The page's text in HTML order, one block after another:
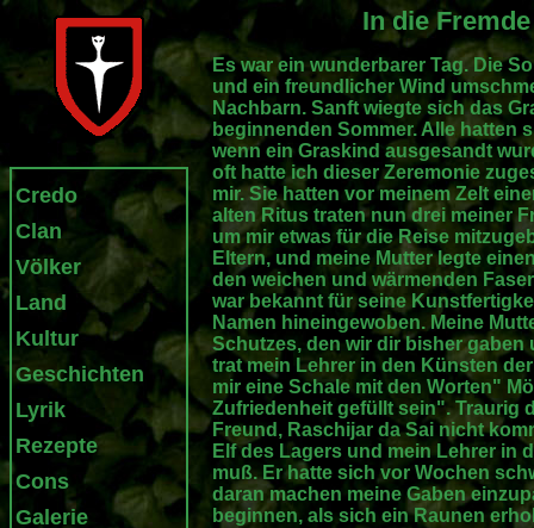
Credo
Clan
Völker
Land
Kultur
Geschichten
Lyrik
Rezepte
Cons
Galerie
In die
Es war ein wunderbarer Tag. Die
und ein freundlicher Wind
Nachbarn. Sanft wiegte sich das
beginnenden Sommer. Alle hatten
wenn ein Graskind ausgesandt
oft hatte ich dieser Zeremonie
mir. Sie hatten vor meinem Zelt
alten Ritus traten nun drei meiner
um mir etwas für die Reise
Eltern, und meine Mutter legte
den weichen und wärmenden
war bekannt für seine
Namen hineingewoben. Meine
Schutzes, den wir dir bisher
trat mein Lehrer in den Künsten
mir eine Schale mit den Worten"
Zufriedenheit gefüllt sein". Traurig
Freund, Raschijar da Sai nicht
Elf des Lagers und mein Lehrer in
muß. Er hatte sich vor Wochen
daran machen meine Gaben
beginnen, als sich ein Raunen